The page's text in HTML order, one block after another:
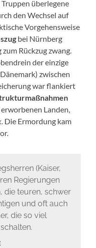
überlegene
den Wechsel auf
Vorgehensweise
bei Nürnberg
Rückzug zwang.
der einzige
zwischen
war flankiert
Landen,
Die Ermordung kam
(Kaiser,
Regierungen
die teuren, schwer
und oft auch
die so viel